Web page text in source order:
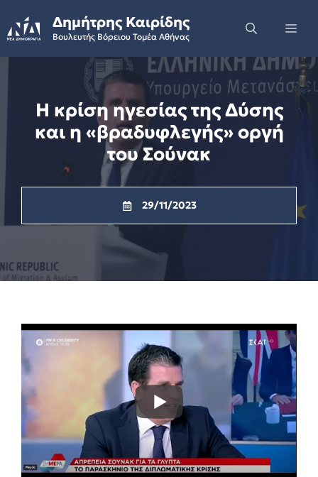
to
content
Δημήτρης Καιρίδης
Βουλευτής Βόρειου Τομέα Αθήνας
Η κρίση ηγεσίας της Δύσης
και η «βραδυφλεγής» οργή
του Σούνακ
29/11/2023